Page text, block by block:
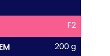
F2
200 g